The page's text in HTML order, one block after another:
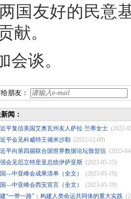
国友好的民意
献。
会谈。
朋友：
闻：
平复信美国艾奥瓦州友人萨拉·兰蒂女士 (2022-
平会见科威特王储米沙勒 (2022-12-09)
平向第四届联合国世界数据论坛致贺信 (2023-
会见厄立特里亚总统伊萨亚斯 (2023-05-15)
—中亚峰会成果清单（全文）
(2023-05-19)
—中亚峰会西安宣言（全文）
(2023-05-19)
“一带一路”：构建人类命运共同体的重大实践